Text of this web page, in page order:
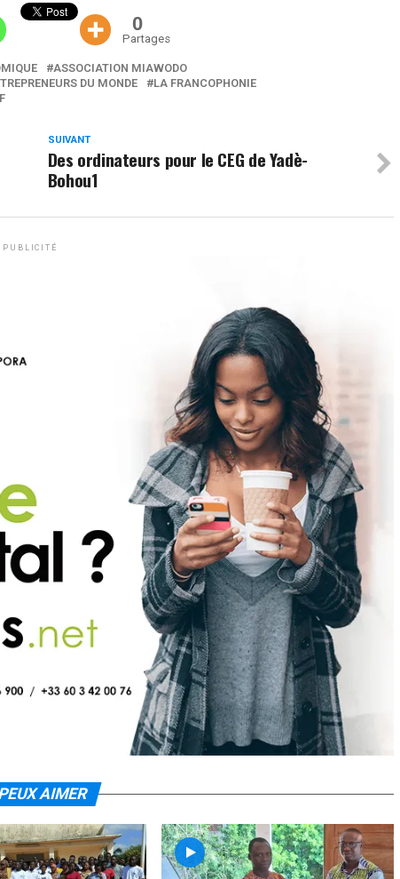
0
Partages
ASSOCIATION MIAWODO
DU MONDE
LA FRANCOPHONIE
SUIVANT
Des ordinateurs pour le CEG de Yadè-
Bohou1
PUBLICITÉ
AIMER